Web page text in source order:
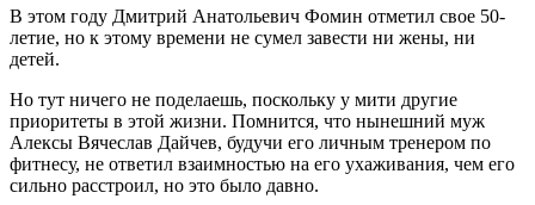
В этом году Дмитрий Анатольевич Фомин отметил свое 50-
летие, но к этому времени не сумел завести ни жены, ни
детей.
Но тут ничего не поделаешь, поскольку у мити другие
приоритеты в этой жизни. Помнится, что нынешний муж
Алексы Вячеслав Дайчев, будучи его личным тренером по
фитнесу, не ответил взаимностью на его ухаживания, чем его
сильно расстроил, но это было давно.